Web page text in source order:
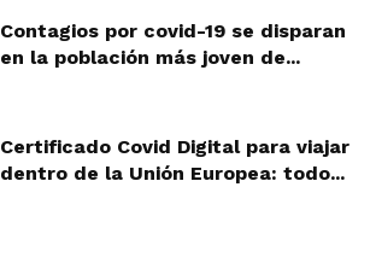
Contagios por covid-19 se disparan
en la población más joven de...
Certificado Covid Digital para viajar
dentro de la Unión Europea: todo...